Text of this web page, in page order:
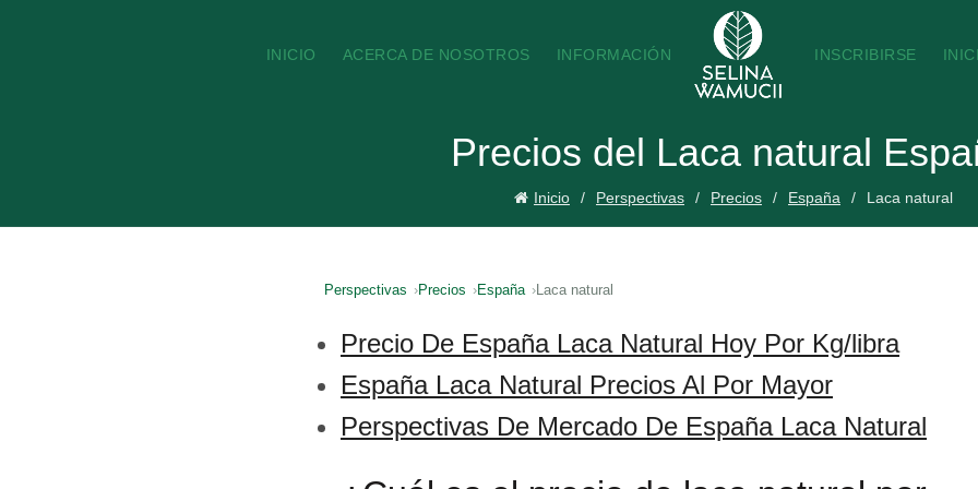
INICIO ACERCA DE NOSOTROS INFORMACIÓN INSCRIBIRSE
Precios del Laca natural
Inicio Perspectivas Precios España Laca natural
Perspectivas Precios España Laca natural
Precio De España Laca Natural Hoy Por Kg/libra
España Laca Natural Precios Al Por Mayor
Perspectivas De Mercado De España Laca Natural